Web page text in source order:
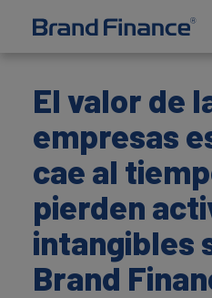
El valor de
empresas
cae al
pierden
intangibles
Brand